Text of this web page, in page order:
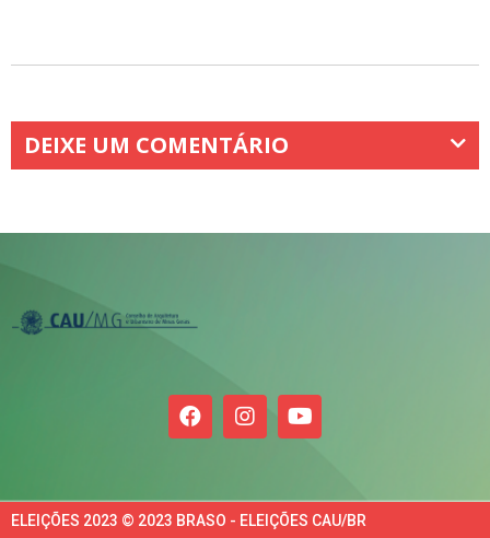
DEIXE UM COMENTÁRIO
ELEIÇÕES 2023 © 2023 BRASO - ELEIÇÕES CAU/BR